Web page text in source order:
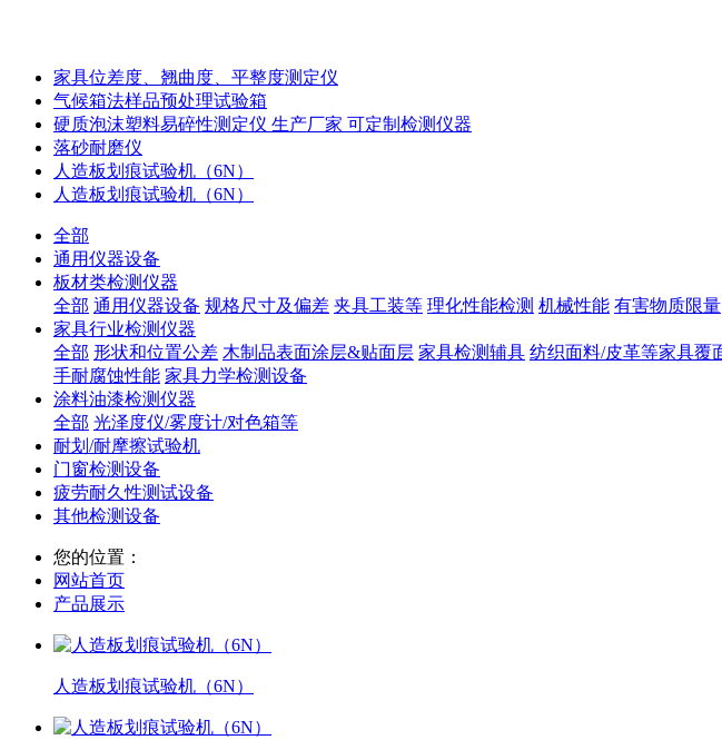
家具位差度、翘曲度、平整度测定仪
气候箱法样品预处理试验箱
硬质泡沫塑料易碎性测定仪 生产厂家 可定制检测仪器
落砂耐磨仪
人造板划痕试验机（6N）
人造板划痕试验机（6N）
全部
通用仪器设备
板材类检测仪器
全部 通用仪器设备 规格尺寸及偏差 夹具工装等 理化性能检测 机械性能 有害物质限量
家具行业检测仪器
全部 形状和位置公差 木制品表面涂层&贴面层 家具检测辅具 纺织面料/皮革等家具覆
手耐腐蚀性能 家具力学检测设备
涂料油漆检测仪器
全部 光泽度仪/雾度计/对色箱等
耐划/耐摩擦试验机
门窗检测设备
疲劳耐久性测试设备
其他检测设备
您的位置：
网站首页
产品展示
人造板划痕试验机（6N）